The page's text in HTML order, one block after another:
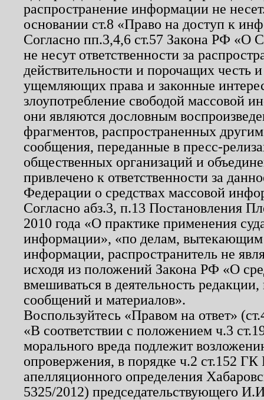
распространение информации не
основании ст.8 «Право на доступ к
Согласно пп.3,4,6 ст.57 Закона РФ «О
не несут ответственности за
действительности и порочащих честь
ущемляющих права и законные
злоупотребление свободой массовой
они являются дословным
фрагментов, распространенных
сообщения, переданные в пресс-
общественных организаций и
привлечено к ответственности за
Федерации о средствах массовой
Согласно абз.3, п.13 Постановления
2010 года «О практике применения
информации», «по делам, вытекающим
информации, распространитель не
исходя из положений Закона РФ «О
вмешиваться в деятельность
сообщений и материалов».
Воспользуйтесь «Правом на ответ»
«В соответствии с положением ч.3
морального вреда подлежит
опровержения, в порядке ч.2 ст.152
апелляционного определения
5325/2012) председательствующего